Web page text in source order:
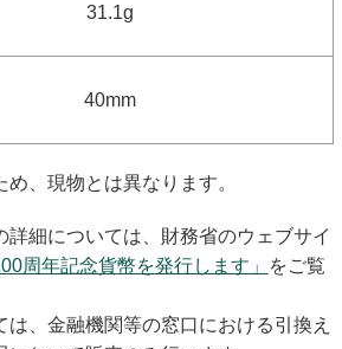
31.1g
40mm
、現物とは異なります。
細については、財務省のウェブサイ
周年記念貨幣を発行します」
をご覧
、金融機関等の窓口における引換え